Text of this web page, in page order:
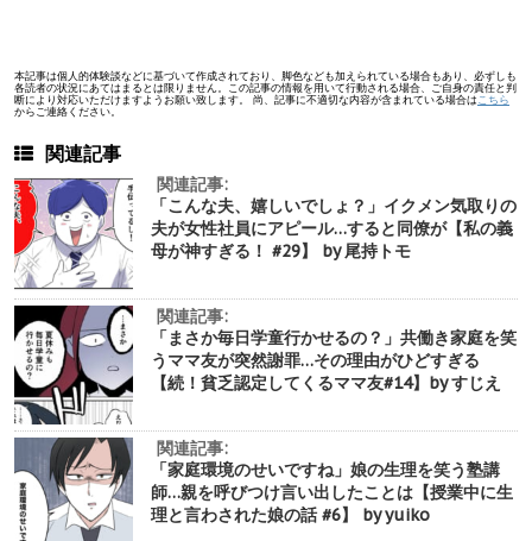
本記事は個人的体験談などに基づいて作成されており、脚色なども加えられている場合もあり、必ずしも
各読者の状況にあてはまるとは限りません。この記事の情報を用いて行動される場合、ご自身の責任と判
断により対応いただけますようお願い致します。 尚、記事に不適切な内容が含まれている場合は こちら
からご連絡ください。
関連記事
関連記事:
「こんな夫、嬉しいでしょ？」イクメン気取りの
夫が女性社員にアピール…すると同僚が【私の義
母が神すぎる！ #29】 by 尾持トモ
関連記事:
「まさか毎日学童行かせるの？」共働き家庭を笑
うママ友が突然謝罪…その理由がひどすぎる
【続！貧乏認定してくるママ友#14】by すじえ
関連記事:
「家庭環境のせいですね」娘の生理を笑う塾講
師…親を呼びつけ言い出したことは【授業中に生
理と言わされた娘の話 #6】 by yuiko